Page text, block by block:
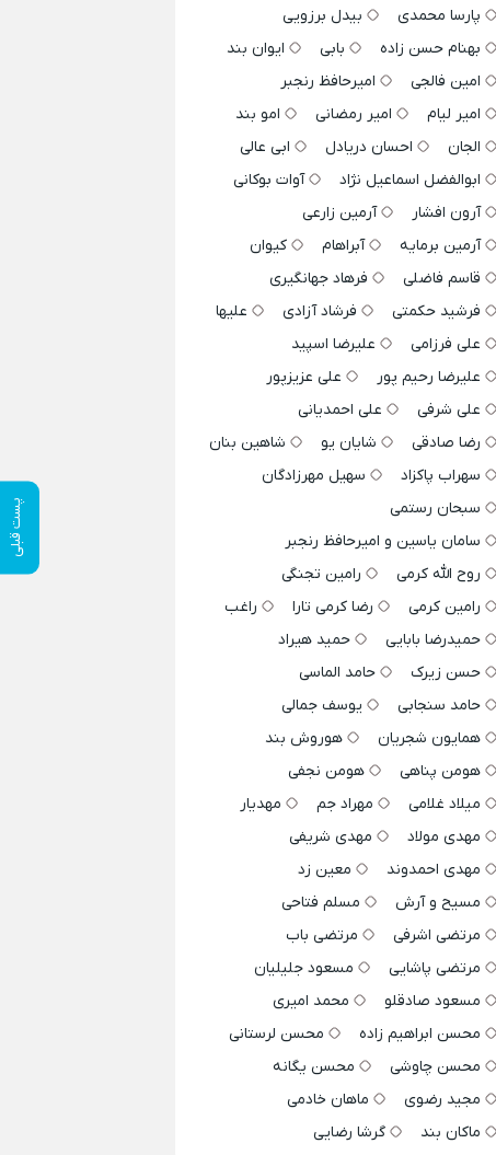
پست قبلی
پارسا محمدی
بیدل برزویی
بهنام حسن زاده
بابی
ایوان بند
امین فالجی
امیرحافظ رنجبر
امیر لیام
امیر رمضانی
امو بند
الجان
احسان دریادل
ابی عالی
ابوالفضل اسماعیل نژاد
آوات بوکانی
آرون افشار
آرمین زارعی
آرمین برمایه
آبراهام
کیوان
قاسم فاضلی
فرهاد جهانگیری
فرشید حکمتی
فرشاد آزادی
علیها
علی فرزامی
علیرضا اسپید
علیرضا رحیم پور
علی عزیزپور
علی شرفی
علی احمدیانی
رضا صادقی
شایان یو
شاهین بنان
سهراب پاکزاد
سهیل مهرزادگان
سبحان رستمی
سامان یاسین و امیرحافظ رنجبر
روح الله کرمی
رامین تجنگی
رامین کرمی
رضا کرمی تارا
راغب
حمیدرضا بابایی
حمید هیراد
حسن زیرک
حامد الماسی
حامد سنجابی
یوسف جمالی
همایون شجریان
هوروش بند
هومن پناهی
هومن نجفی
میلاد غلامی
مهراد جم
مهدیار
مهدی مولاد
مهدی شریفی
مهدی احمدوند
معین زد
مسیح و آرش
مسلم فتاحی
مرتضی اشرفی
مرتضی باب
مرتضی پاشایی
مسعود جلیلیان
مسعود صادقلو
محمد امیری
محسن ابراهیم زاده
محسن لرستانی
محسن چاوشی
محسن یگانه
مجید رضوی
ماهان خادمی
ماکان بند
گرشا رضایی